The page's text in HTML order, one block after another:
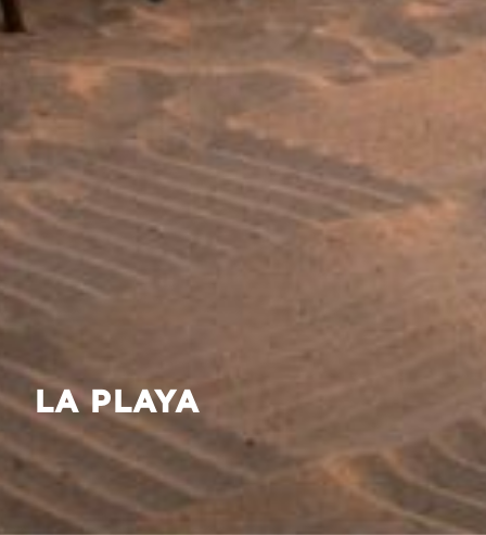
LA PLAYA